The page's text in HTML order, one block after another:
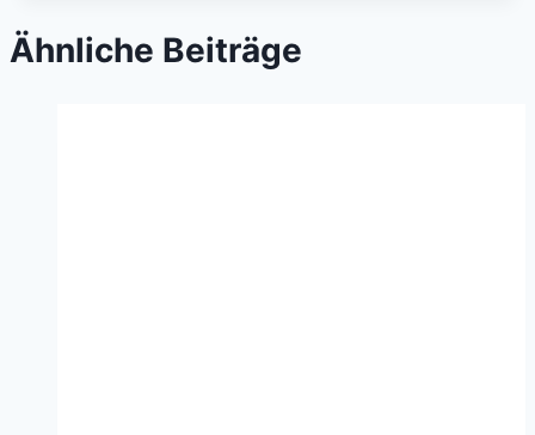
Ähnliche Beiträge